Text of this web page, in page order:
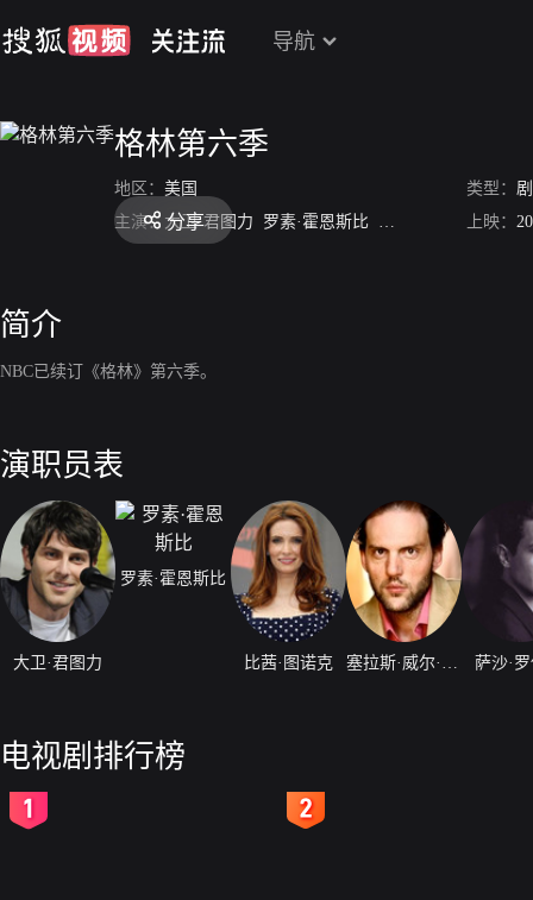
导航
格林第六季
地区： 美国 类型：
主演： 大卫·君图力 罗素·霍恩斯比 比茜·图诺克 塞拉斯
上映：
分享
简介
NBC已续订《格林》第六季。
演职员表
大卫·君图力
罗素·霍恩斯比
比茜·图诺克 萨沙·
电视剧排行榜